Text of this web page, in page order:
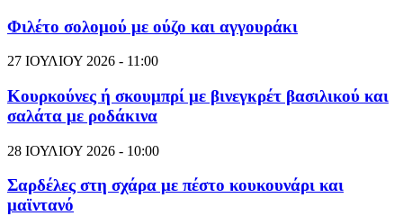
Φιλέτο σολομού με ούζο και αγγουράκι
27 ΙΟΥΛΙΟΥ 2026 - 11:00
Κουρκούνες ή σκουμπρί με βινεγκρέτ βασιλικού και
σαλάτα με ροδάκινα
28 ΙΟΥΛΙΟΥ 2026 - 10:00
Σαρδέλες στη σχάρα με πέστο κουκουνάρι και
μαϊντανό